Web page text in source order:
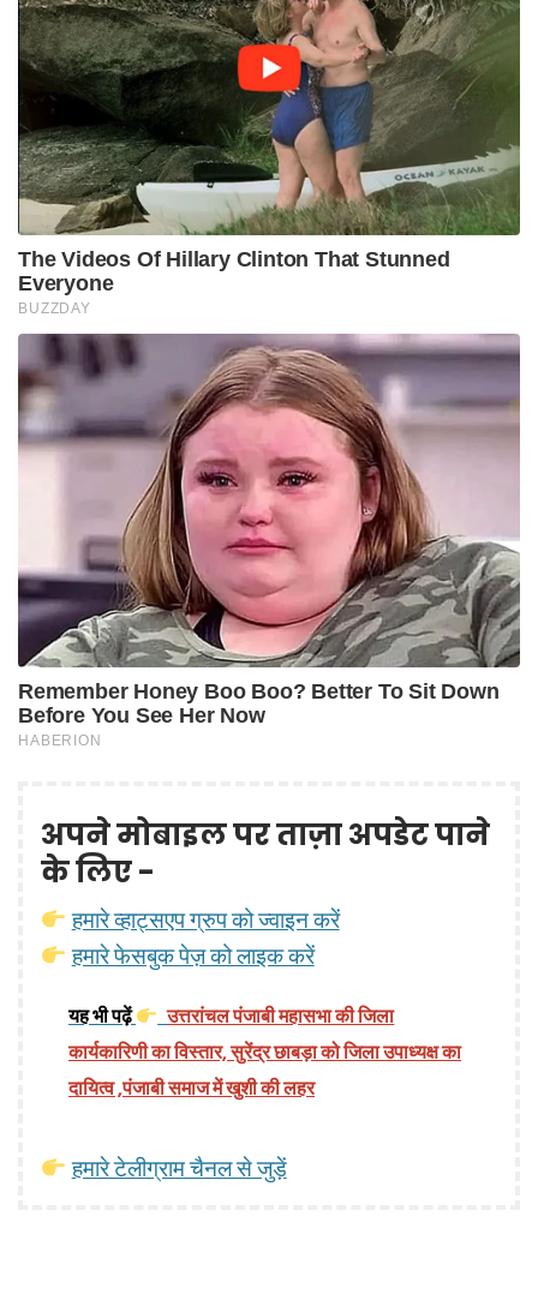
अपने मोबाइल पर ताज़ा अपडेट पाने
के लिए -
हमारे व्हाट्सएप ग्रुप को ज्वाइन करें
हमारे फेसबुक पेज़ को लाइक करें
यह भी पढ़ें
उत्तरांचल पंजाबी महासभा की जिला
कार्यकारिणी का विस्तार, सुरेंद्र छाबड़ा को जिला उपाध्यक्ष का
दायित्व ,पंजाबी समाज में खुशी की लहर
हमारे टेलीग्राम चैनल से जुड़ें